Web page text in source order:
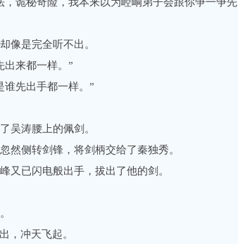
是完全听不出。
来都一样。”
先出手都一样。”
涛腰上的佩剑。
侧转剑锋，将剑柄交给了秦独秀。
已闪电般出手，拔出了他的剑。
冲天飞起。